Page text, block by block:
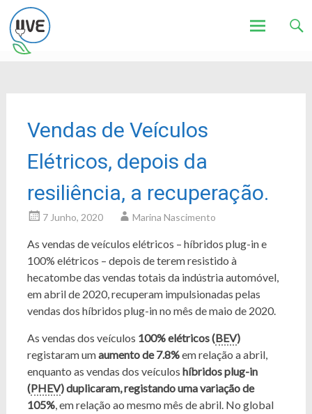
Vendas de Veículos
Elétricos, depois da
resiliência, a recuperação.
7 Junho, 2020 Marina Nascimento
As vendas de veículos elétricos – híbridos plug-in e
100% elétricos – depois de terem resistido à
hecatombe das vendas totais da indústria automóvel,
em abril de 2020, recuperam impulsionadas pelas
vendas dos híbridos plug-in no mês de maio de 2020.
As vendas dos veículos 100% elétricos (BEV)
registaram umaumento de 7.8%em relação a abril,
enquanto as vendas dos veículos híbridos plug-in
(PHEV) duplicaram, registando uma variação de
105%, em relação ao mesmo mês de abril. No global